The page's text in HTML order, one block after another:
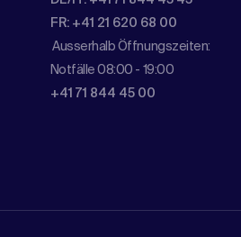
FR: +41 21 620 68 00
Ausserhalb Öffnungszeiten:
Notfälle 08:00 - 19:00
+41 71 844 45 00